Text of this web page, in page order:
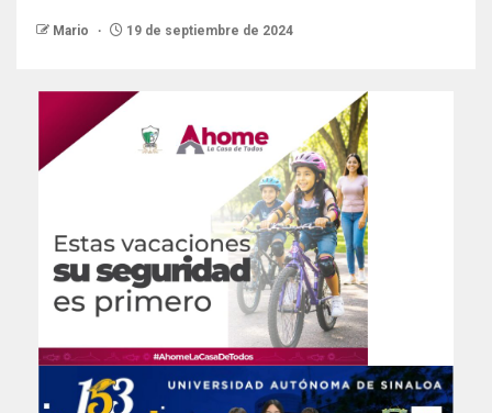
Mario 19 de septiembre de 2024